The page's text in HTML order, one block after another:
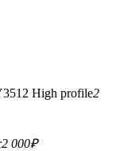
High profile2
2 000₽